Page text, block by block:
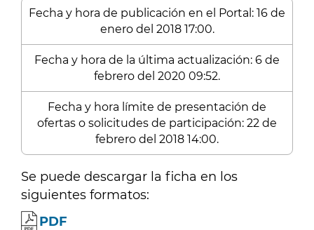
Fecha y hora de publicación en el Portal: 16 de
enero del 2018 17:00.
Fecha y hora de la última actualización: 6 de
febrero del 2020 09:52.
Fecha y hora límite de presentación de
ofertas o solicitudes de participación: 22 de
febrero del 2018 14:00.
Se puede descargar la ficha en los
siguientes formatos:
PDF